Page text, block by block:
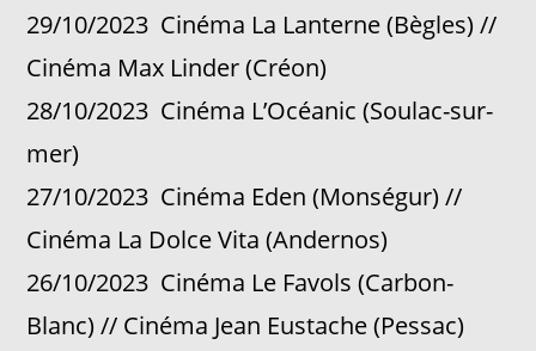
29/10/2023 Cinéma La Lanterne (Bègles) //
Cinéma Max Linder (Créon)
28/10/2023 Cinéma L’Océanic (Soulac-sur-
mer)
27/10/2023 Cinéma Eden (Monségur) //
Cinéma La Dolce Vita (Andernos)
26/10/2023 Cinéma Le Favols (Carbon-
Blanc) // Cinéma Jean Eustache (Pessac)